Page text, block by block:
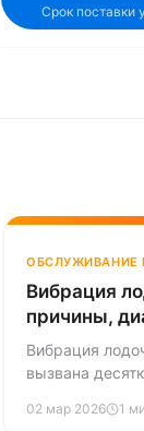
Срок поставки
ОБСЛУЖИВАНИЕ
Вибрация
причины,
Вибрация
вызвана
Разбираем
02 мар 2026 1